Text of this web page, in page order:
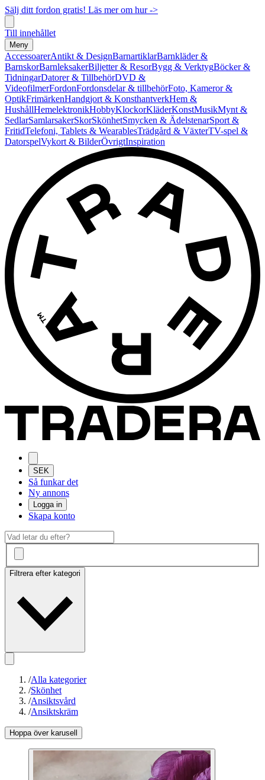
Sälj ditt fordon gratis! Läs mer om hur ->
Till innehållet
Meny
AccessoarerAntikt & DesignBarnartiklarBarnkläder &
BarnskorBarnleksakerBiljetter & ResorBygg & VerktygBöcker &
TidningarDatorer & TillbehörDVD &
VideofilmerFordonFordonsdelar & tillbehörFoto, Kameror &
OptikFrimärkenHandgjort & KonsthantverkHem &
HushållHemelektronikHobbyKlockorKläderKonstMusikMynt &
SedlarSamlarsakerSkorSkönhetSmycken & ÄdelstenarSport &
FritidTelefoni, Tablets & WearablesTrädgård & VäxterTV-spel &
DatorspelVykort & BilderÖvrigtInspiration
SEK
Så funkar det
Ny annons
Logga in
Skapa konto
Filtrera efter kategori
/Alla kategorier
/Skönhet
/Ansiktsvård
/Ansiktskräm
Hoppa över karusell